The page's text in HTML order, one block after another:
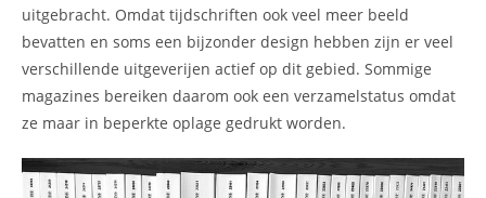
uitgebracht. Omdat tijdschriften ook veel meer beeld
bevatten en soms een bijzonder design hebben zijn er veel
verschillende uitgeverijen actief op dit gebied. Sommige
magazines bereiken daarom ook een verzamelstatus omdat
ze maar in beperkte oplage gedrukt worden.